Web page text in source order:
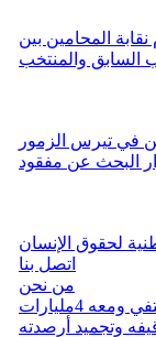
المحامين بين
السابق والمنتخب
في تيرس الزمور
البحث عن مفقود
اتصل بنا
من نحن
زوج ابنة رئيس عزيز ولد امصبوع يختفي ومعه 4مليارات
وتجميد أرصدته